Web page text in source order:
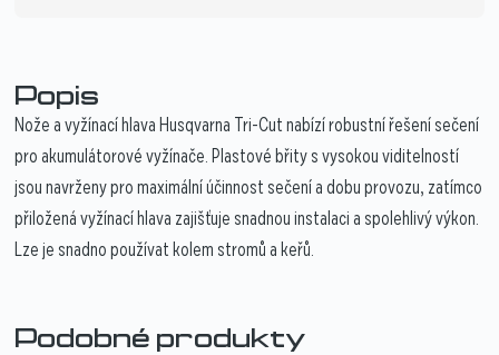
Popis
Nože a vyžínací hlava Husqvarna Tri-Cut nabízí robustní řešení sečení
pro akumulátorové vyžínače. Plastové břity s vysokou viditelností
jsou navrženy pro maximální účinnost sečení a dobu provozu, zatímco
přiložená vyžínací hlava zajišťuje snadnou instalaci a spolehlivý výkon.
Lze je snadno používat kolem stromů a keřů.
Podobné produkty